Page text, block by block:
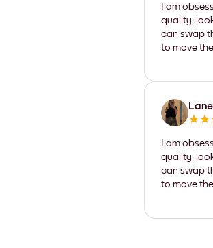
I am
quality,
can swap
to move
I am
quality,
can swap
to move